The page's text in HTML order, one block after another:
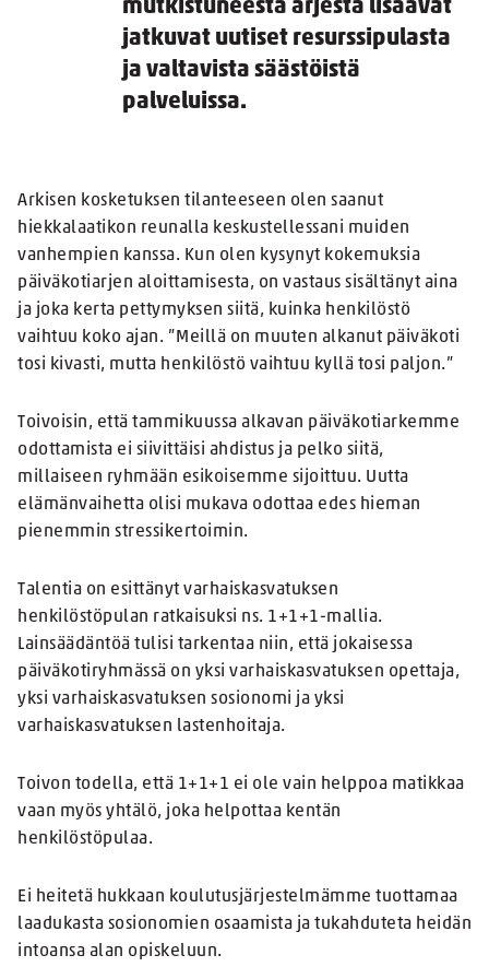
mutkistuneesta arjesta lisäävät
jatkuvat uutiset resurssipulasta
ja valtavista säästöistä
palveluissa.
Arkisen kosketuksen tilanteeseen olen saanut
hiekkalaatikon reunalla keskustellessani muiden
vanhempien kanssa. Kun olen kysynyt kokemuksia
päiväkotiarjen aloittamisesta, on vastaus sisältänyt aina
ja joka kerta pettymyksen siitä, kuinka henkilöstö
vaihtuu koko ajan. ”Meillä on muuten alkanut päiväkoti
tosi kivasti, mutta henkilöstö vaihtuu kyllä tosi paljon.”
Toivoisin, että tammikuussa alkavan päiväkotiarkemme
odottamista ei siivittäisi ahdistus ja pelko siitä,
millaiseen ryhmään esikoisemme sijoittuu. Uutta
elämänvaihetta olisi mukava odottaa edes hieman
pienemmin stressikertoimin.
Talentia on esittänyt varhaiskasvatuksen
henkilöstöpulan ratkaisuksi ns. 1+1+1-mallia.
Lainsäädäntöä tulisi tarkentaa niin, että jokaisessa
päiväkotiryhmässä on yksi varhaiskasvatuksen opettaja,
yksi varhaiskasvatuksen sosionomi ja yksi
varhaiskasvatuksen lastenhoitaja.
Toivon todella, että 1+1+1 ei ole vain helppoa matikkaa
vaan myös yhtälö, joka helpottaa kentän
henkilöstöpulaa.
Ei heitetä hukkaan koulutusjärjestelmämme tuottamaa
laadukasta sosionomien osaamista ja tukahduteta heidän
intoansa alan opiskeluun.